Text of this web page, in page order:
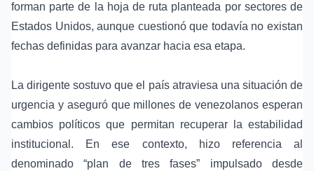
forman parte de la hoja de ruta planteada por sectores de
Estados Unidos, aunque cuestionó que todavía no existan
fechas definidas para avanzar hacia esa etapa.
La dirigente sostuvo que el país atraviesa una situación de
urgencia y aseguró que millones de venezolanos esperan
cambios políticos que permitan recuperar la estabilidad
institucional. En ese contexto, hizo referencia al
denominado “plan de tres fases” impulsado desde